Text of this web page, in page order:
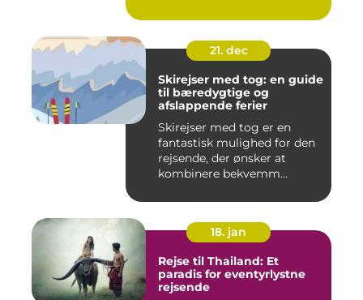
21. dec
Skirejser med tog: en guide
til bæredygtige og
afslappende ferier
Skirejser med tog er en
fantastisk mulighed for den
rejsende, der ønsker at
kombinere bekvemm...
18. jan
Rejse til Thailand: Et
paradis for eventyrlystne
rejsende